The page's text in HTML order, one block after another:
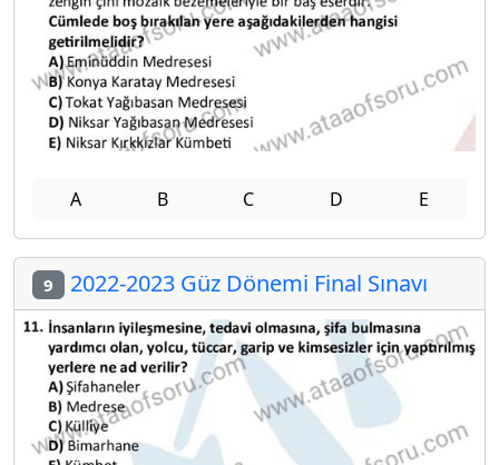
A B C D E
9 2022-2023 Güz Dönemi Final Sınavı